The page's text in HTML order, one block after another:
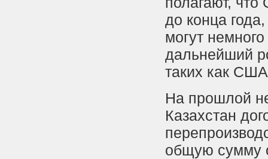
до конца
могут
дальнейший
таких как
На прошлой
Казахстан
общую сумму